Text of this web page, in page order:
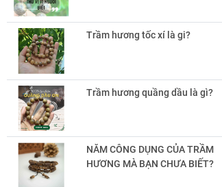
Trầm hương tốc xí là gi?
Trầm hương quầng dầu là gì?
NĂM CÔNG DỤNG CỦA TRẦM
HƯƠNG MÀ BẠN CHƯA BIẾT?